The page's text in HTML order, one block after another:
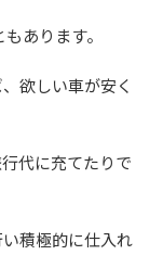
もあります。
欲しい車が安く
代に充てたりで
積極的に仕入れ